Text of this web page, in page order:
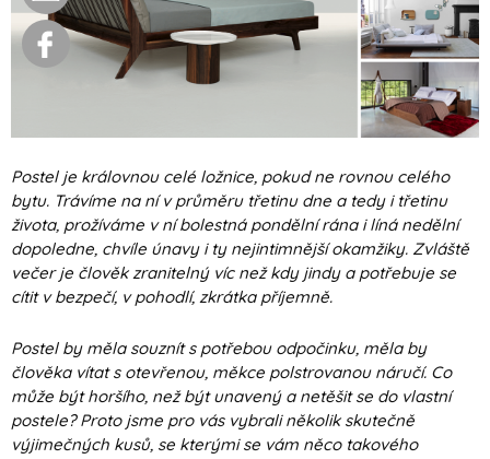
Postel je královnou celé ložnice, pokud ne rovnou celého
bytu. Trávíme na ní v průměru třetinu dne a tedy i třetinu
života, prožíváme v ní bolestná pondělní rána i líná nedělní
dopoledne, chvíle únavy i ty nejintimnější okamžiky. Zvláště
večer je člověk zranitelný víc než kdy jindy a potřebuje se
cítit v bezpečí, v pohodlí, zkrátka příjemně.
Postel by měla souznít s potřebou odpočinku, měla by
člověka vítat s otevřenou, měkce polstrovanou náručí. Co
může být horšího, než být unavený a netěšit se do vlastní
postele? Proto jsme pro vás vybrali několik skutečně
výjimečných kusů, se kterými se vám něco takového